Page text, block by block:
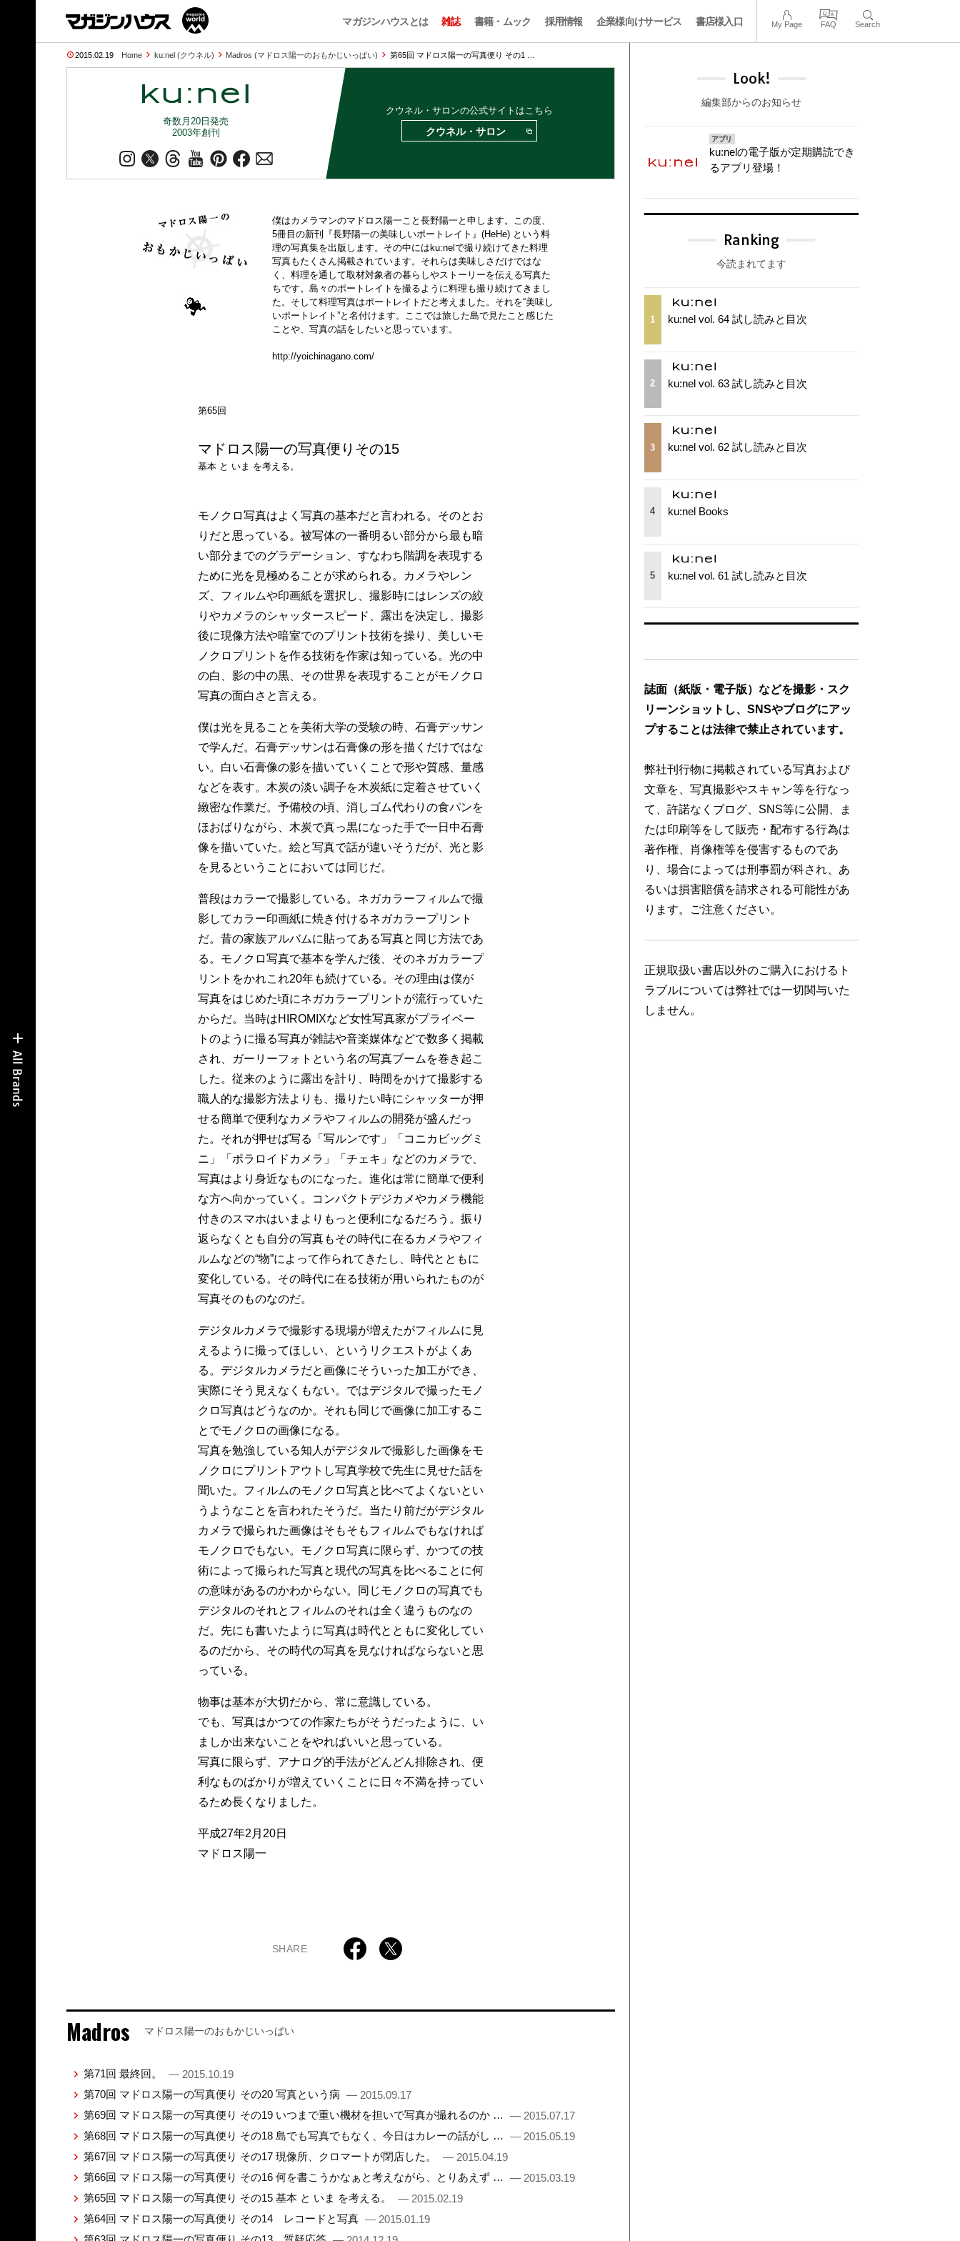
マガジンハウスとは 雑誌 書籍・ムック 採用情報 企業様向けサービス 書店様入口 My Page FAQ Search
2015.02.19 Home ku:nel (クウネル) Madros (マドロス陽一のおもかじいっぱい) 第65回 マドロス陽一の写真便り その1 …
奇数月20日発売
2003年創刊
クウネル・サロンの公式サイトはこちら
クウネル・サロン
僕はカメラマンのマドロス陽一こと長野陽一と申します。この度、
5冊目の新刊『長野陽一の美味しいポートレイト』(HeHe) という料
理の写真集を出版します。その中にはku:nelで撮り続けてきた料理
写真もたくさん掲載されています。それらは美味しさだけではな
く、料理を通して取材対象者の暮らしやストーリーを伝える写真た
ちです。島々のポートレイトを撮るように料理も撮り続けてきまし
た。そして料理写真はポートレイトだと考えました。それを“美味し
いポートレイト”と名付けます。ここでは旅した島で見たこと感じた
ことや、写真の話をしたいと思っています。
http://yoichinagano.com/
第65回
マドロス陽一の写真便りその15
基本 と いま を考える。
モノクロ写真はよく写真の基本だと言われる。そのとお
りだと思っている。被写体の一番明るい部分から最も暗
い部分までのグラデーション、すなわち階調を表現する
ために光を見極めることが求められる。カメラやレン
ズ、フィルムや印画紙を選択し、撮影時にはレンズの絞
りやカメラのシャッタースピード、露出を決定し、撮影
後に現像方法や暗室でのプリント技術を操り、美しいモ
ノクロプリントを作る技術を作家は知っている。光の中
の白、影の中の黒、その世界を表現することがモノクロ
写真の面白さと言える。
僕は光を見ることを美術大学の受験の時、石膏デッサン
で学んだ。石膏デッサンは石膏像の形を描くだけではな
い。白い石膏像の影を描いていくことで形や質感、量感
などを表す。木炭の淡い調子を木炭紙に定着させていく
緻密な作業だ。予備校の頃、消しゴム代わりの食パンを
ほおばりながら、木炭で真っ黒になった手で一日中石膏
像を描いていた。絵と写真で話が違いそうだが、光と影
を見るということにおいては同じだ。
普段はカラーで撮影している。ネガカラーフィルムで撮
影してカラー印画紙に焼き付けるネガカラープリント
だ。昔の家族アルバムに貼ってある写真と同じ方法であ
る。モノクロ写真で基本を学んだ後、そのネガカラープ
リントをかれこれ20年も続けている。その理由は僕が
写真をはじめた頃にネガカラープリントが流行っていた
からだ。当時はHIROMIXなど女性写真家がプライベー
トのように撮る写真が雑誌や音楽媒体などで数多く掲載
され、ガーリーフォトという名の写真ブームを巻き起こ
した。従来のように露出を計り、時間をかけて撮影する
職人的な撮影方法よりも、撮りたい時にシャッターが押
せる簡単で便利なカメラやフィルムの開発が盛んだっ
た。それが押せば写る「写ルンです」「コニカビッグミ
ニ」「ポラロイドカメラ」「チェキ」などのカメラで、
写真はより身近なものになった。進化は常に簡単で便利
な方へ向かっていく。コンパクトデジカメやカメラ機能
付きのスマホはいまよりもっと便利になるだろう。振り
返らなくとも自分の写真もその時代に在るカメラやフィ
ルムなどの“物”によって作られてきたし、時代とともに
変化している。その時代に在る技術が用いられたものが
写真そのものなのだ。
デジタルカメラで撮影する現場が増えたがフィルムに見
えるように撮ってほしい、というリクエストがよくあ
る。デジタルカメラだと画像にそういった加工ができ、
実際にそう見えなくもない。ではデジタルで撮ったモノ
クロ写真はどうなのか。それも同じで画像に加工するこ
とでモノクロの画像になる。
写真を勉強している知人がデジタルで撮影した画像をモ
ノクロにプリントアウトし写真学校で先生に見せた話を
聞いた。フィルムのモノクロ写真と比べてよくないとい
うようなことを言われたそうだ。当たり前だがデジタル
カメラで撮られた画像はそもそもフィルムでもなければ
モノクロでもない。モノクロ写真に限らず、かつての技
術によって撮られた写真と現代の写真を比べることに何
の意味があるのかわからない。同じモノクロの写真でも
デジタルのそれとフィルムのそれは全く違うものなの
だ。先にも書いたように写真は時代とともに変化してい
るのだから、その時代の写真を見なければならないと思
っている。
物事は基本が大切だから、常に意識している。
でも、写真はかつての作家たちがそうだったように、い
ましか出来ないことをやればいいと思っている。
写真に限らず、アナログ的手法がどんどん排除され、便
利なものばかりが増えていくことに日々不満を持ってい
るため長くなりました。
平成27年2月20日
マドロス陽一
SHARE
Madros マドロス陽一のおもかじいっぱい
第71回 最終回。
— 2015.10.19
第70回 マドロス陽一の写真便り その20 写真という病 — 2015.09.17
第69回 マドロス陽一の写真便り その19 いつまで重い機材を担いで写真が撮れるのか …
— 2015.07.17
第68回 マドロス陽一の写真便り その18 島でも写真でもなく、今日はカレーの話がし …
— 2015.05.19
第67回 マドロス陽一の写真便り その17 現像所、クロマートが閉店した。
— 2015.04.19
第66回 マドロス陽一の写真便り その16 何を書こうかなぁと考えながら、とりあえず …
— 2015.03.19
第65回 マドロス陽一の写真便り その15 基本 と いま を考える。
— 2015.02.19
第64回 マドロス陽一の写真便り その14 レコードと写真 — 2015.01.19
Look!
編集部からのお知らせ
アプリ
ku:nelの電子版が定期購読でき
るアプリ登場！
Ranking
今読まれてます
1 ku:nel vol. 64 試し読みと目次
2 ku:nel vol. 63 試し読みと目次
3 ku:nel vol. 62 試し読みと目次
4 ku:nel Books
5 ku:nel vol. 61 試し読みと目次
誌面（紙版・電子版）などを撮影・スク
リーンショットし、SNSやブログにアッ
プすることは法律で禁止されています。
弊社刊行物に掲載されている写真および
文章を、写真撮影やスキャン等を行なっ
て、許諾なくブログ、SNS等に公開、ま
たは印刷等をして販売・配布する行為は
著作権、肖像権等を侵害するものであ
り、場合によっては刑事罰が科され、あ
るいは損害賠償を請求される可能性があ
ります。ご注意ください。
正規取扱い書店以外のご購入におけるト
ラブルについては弊社では一切関与いた
しません。